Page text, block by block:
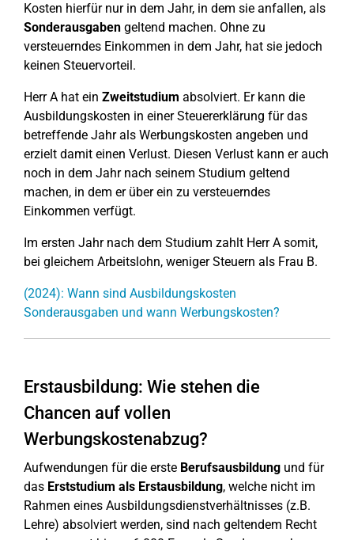
Kosten hierfür nur in dem Jahr, in dem sie anfallen, als
Sonderausgaben geltend machen. Ohne zu
versteuerndes Einkommen in dem Jahr, hat sie jedoch
keinen Steuervorteil.
Herr A hat ein Zweitstudium absolviert. Er kann die
Ausbildungskosten in einer Steuererklärung für das
betreffende Jahr als Werbungskosten angeben und
erzielt damit einen Verlust. Diesen Verlust kann er auch
noch in dem Jahr nach seinem Studium geltend
machen, in dem er über ein zu versteuerndes
Einkommen verfügt.
Im ersten Jahr nach dem Studium zahlt Herr A somit,
bei gleichem Arbeitslohn, weniger Steuern als Frau B.
(2024): Wann sind Ausbildungskosten
Sonderausgaben und wann Werbungskosten?
Erstausbildung: Wie stehen die
Chancen auf vollen
Werbungskostenabzug?
Aufwendungen für die erste Berufsausbildung und für
das Erststudium als Erstausbildung, welche nicht im
Rahmen eines Ausbildungsdienstverhältnisses (z.B.
Lehre) absolviert werden, sind nach geltendem Recht